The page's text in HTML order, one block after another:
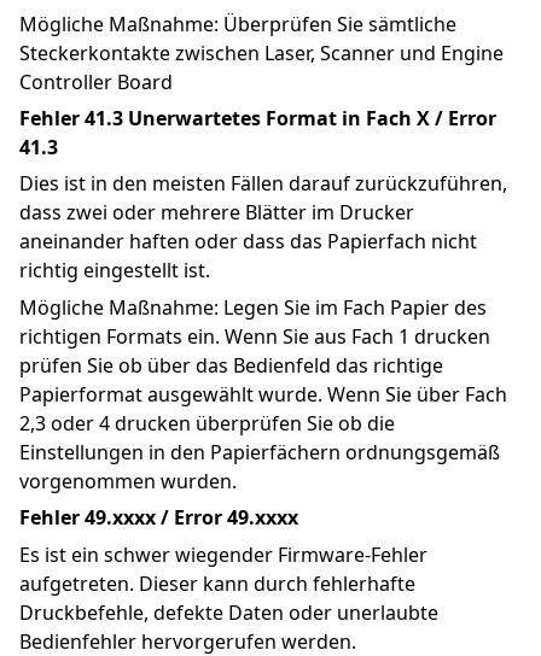
Mögliche Maßnahme: Überprüfen Sie sämtliche
Steckerkontakte zwischen Laser, Scanner und Engine
Controller Board
Fehler 41.3 Unerwartetes Format in Fach X / Error
41.3
Dies ist in den meisten Fällen darauf zurückzuführen,
dass zwei oder mehrere Blätter im Drucker
aneinander haften oder dass das Papierfach nicht
richtig eingestellt ist.
Mögliche Maßnahme: Legen Sie im Fach Papier des
richtigen Formats ein. Wenn Sie aus Fach 1 drucken
prüfen Sie ob über das Bedienfeld das richtige
Papierformat ausgewählt wurde. Wenn Sie über Fach
2,3 oder 4 drucken überprüfen Sie ob die
Einstellungen in den Papierfächern ordnungsgemäß
vorgenommen wurden.
Fehler 49.xxxx / Error 49.xxxx
Es ist ein schwer wiegender Firmware-Fehler
aufgetreten. Dieser kann durch fehlerhafte
Druckbefehle, defekte Daten oder unerlaubte
Bedienfehler hervorgerufen werden.